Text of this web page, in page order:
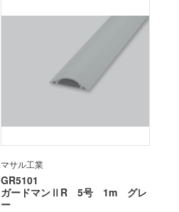
マサル工業
GR5101
ガードマンⅡR 5号 1m グレ
ー